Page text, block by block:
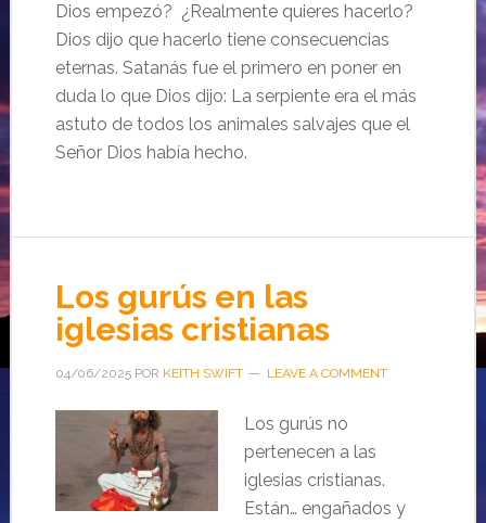
Dios empezó? ¿Realmente quieres hacerlo?
Dios dijo que hacerlo tiene consecuencias
eternas. Satanás fue el primero en poner en
duda lo que Dios dijo: La serpiente era el más
astuto de todos los animales salvajes que el
Señor Dios había hecho.
Los gurús en las
iglesias cristianas
04/06/2025POR KEITH SWIFT LEAVE A COMMENT
Los gurús no
pertenecen a las
iglesias cristianas.
Están… engañados y